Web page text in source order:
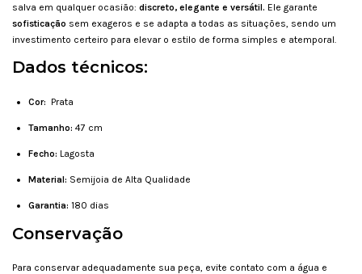
salva em qualquer ocasião: discreto, elegante e versátil. Ele garante
sofisticação sem exageros e se adapta a todas as situações, sendo um
investimento certeiro para elevar o estilo de forma simples e atemporal.
Dados técnicos:
Cor: Prata
Tamanho: 47 cm
Fecho: Lagosta
Material: Semijoia de Alta Qualidade
Garantia: 180 dias
Conservação
Para conservar adequadamente sua peça, evite contato com a água e